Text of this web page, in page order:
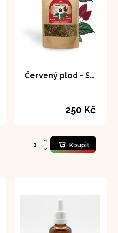
Červený plod - Spokojený muž 100 g
250 Kč
Koupit